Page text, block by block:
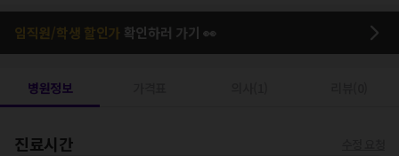
임직원/학생 할인가 확인하러 가기 👀
병원정보
진료시간